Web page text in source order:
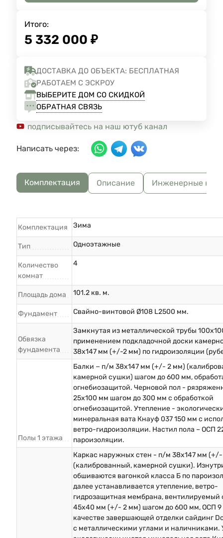
Итого:
5 332 000 ₽
ДОСТАВКА ДО ОБЪЕКТА: БЕСПЛАТНАЯ
РАБОТАЕМ С ЭСКРОУ
ВЫБЕРИТЕ ДОМ СО СКИДКОЙ
ОБРАТНАЯ СВЯЗЬ
подписывайтесь на наш ютуб канал
Написать через:
Комплектация Описание Инженерные
Комплектация Зима
Тип Одноэтажные
Количество
комнат
4
Площадь дома 101.2 кв. м.
Фундамент Свайно-винтовой Ø108 L2500 мм.
Обвязка
фундамента
Замкнутая из металлической трубы
применением подкладочной доски
38х147 мм (+/-2 мм) по гидроизоляции
Полы 1 этажа
Балки − п/м 38х147 мм (+/- 2 мм)
камерной сушки) шагом до 600 мм,
огнебиозащитой. Черновой пол -
25х100 мм шагом до 300 мм с обработкой
огнебиозащитой. Утепление -
минеральная вата Кнауф 037 150 мм с
ветро-гидроизоляции. Настил пола – ОСП
пароизоляции.
Каркас наружных стен - п/м 38х147 мм
(калиброванный, камерной сушки).
обшиваются вагонкой класса Б по
далее устанавливается утепление, ветро-
гидрозащитная мембрана, вентилируемый
45х40 мм (+/- 2 мм) шагом до 600 мм, ОСП 9
качестве завершающей отделки сайдинг
с металлическими углами и наличниками.